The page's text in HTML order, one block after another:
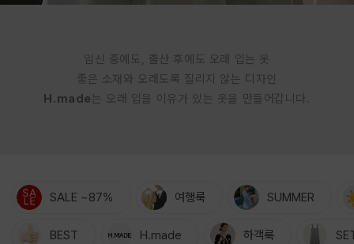
임신 중에도, 출산 후에도 오래 입는 옷
좋은 소재와 오래도록 질리지 않는 디자인
H.made는 오래 입을 이유가 있는 옷을 만들어갑니다.
SALE ~87% 여행룩 SUMMER
BEST H.made 하객룩